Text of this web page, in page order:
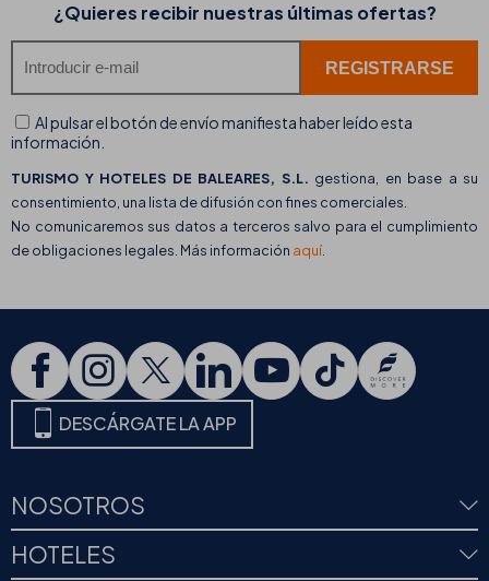
¿Quieres recibir nuestras últimas ofertas?
Al pulsar el botón de envío manifiesta haber leído esta
información.
TURISMO Y HOTELES DE BALEARES, S.L. gestiona, en base a su
consentimiento, una lista de difusión con fines comerciales.
No comunicaremos sus datos a terceros salvo para el cumplimiento
de obligaciones legales. Más información aquí
DESCÁRGATE LA APP
NOSOTROS
HOTELES